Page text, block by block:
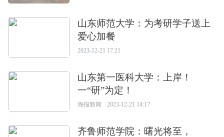
山东师范大学：为考研学子送上
爱心加餐
2023-12-21 17:21
山东第一医科大学：上岸！
一“研”为定！
海报新闻 2023-12-21 14:17
齐鲁师范学院：曙光将至，